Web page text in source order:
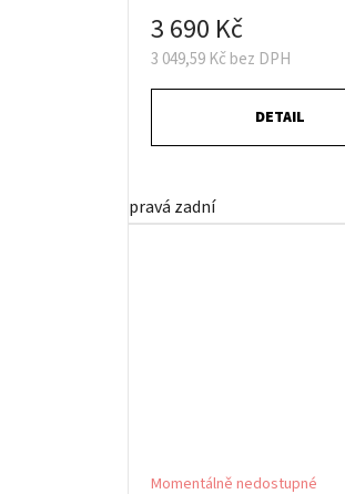
3 049,59 Kč bez DPH
3 690 Kč
DETAIL
pravá zadní
Momentálně nedostupné